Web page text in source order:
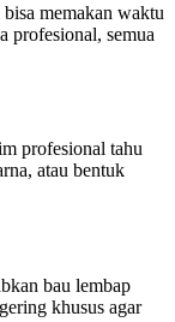
bisa memakan waktu
profesional, semua
profesional tahu
atau bentuk
bau lembap
khusus agar